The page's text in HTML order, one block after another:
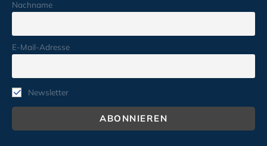
Nachname
E-Mail-Adresse
Newsletter